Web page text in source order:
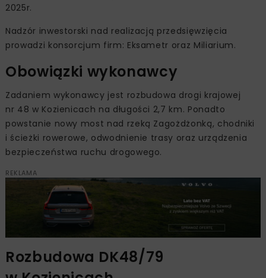
2025r.
Nadzór inwestorski nad realizacją przedsięwzięcia
prowadzi konsorcjum firm: Eksametr oraz Miliarium.
Obowiązki wykonawcy
Zadaniem wykonawcy jest rozbudowa drogi krajowej
nr 48 w Kozienicach na długości 2,7 km. Ponadto
powstanie nowy most nad rzeką Zagożdżonką, chodniki
i ścieżki rowerowe, odwodnienie trasy oraz urządzenia
bezpieczeństwa ruchu drogowego.
REKLAMA
Rozbudowa DK48/79